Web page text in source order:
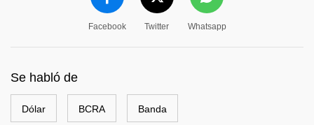
Facebook Twitter Whatsapp
Se habló de
Dólar BCRA Banda